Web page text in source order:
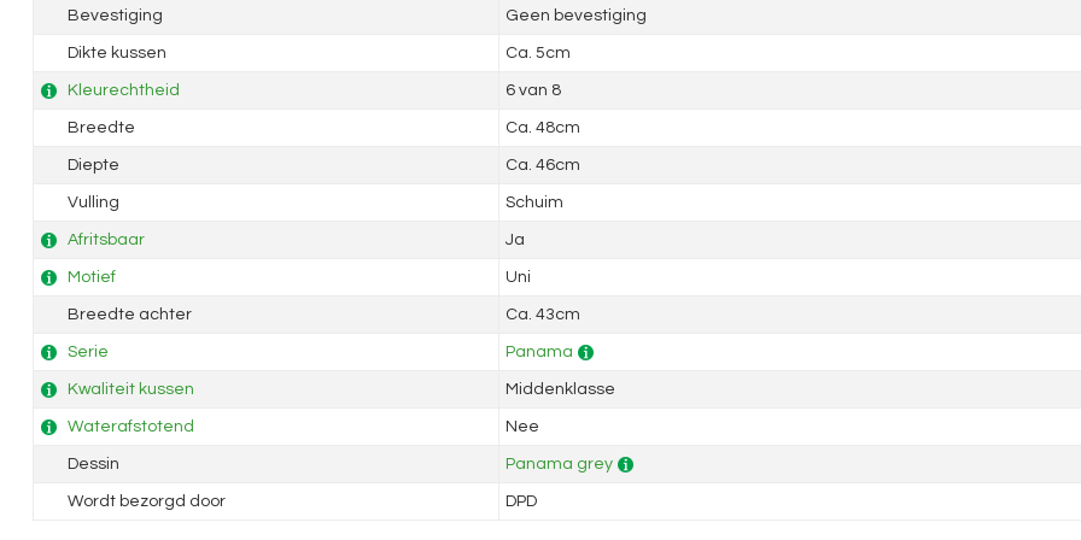
Bevestiging Geen bevestiging
Dikte kussen Ca. 5cm
Kleurechtheid 6 van 8
Breedte Ca. 48cm
Diepte Ca. 46cm
Vulling Schuim
Afritsbaar Ja
Motief Uni
Breedte achter Ca. 43cm
Serie Panama
Kwaliteit kussen Middenklasse
Waterafstotend Nee
Dessin Panama grey
Wordt bezorgd door DPD